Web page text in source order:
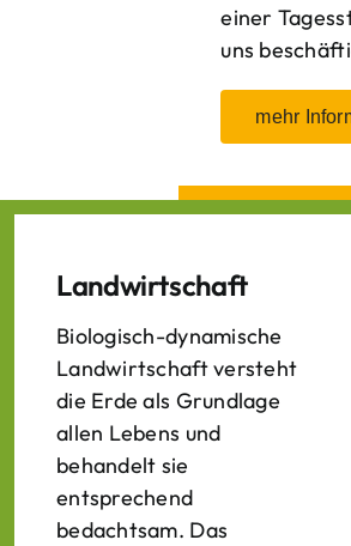
einer
uns
mehr
Landwirtschaft
Biologisch-dynamische
Landwirtschaft versteht
die Erde als Grundlage
allen Lebens und
behandelt sie
entsprechend
bedachtsam. Das